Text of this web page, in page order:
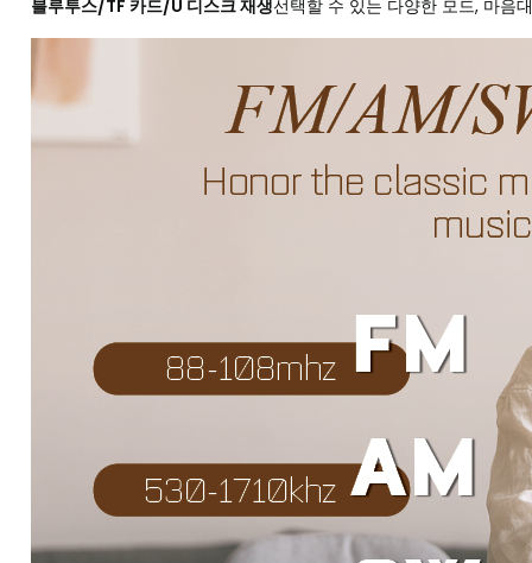
블루투스/TF 카드/U 디스크 재생선택할 수 있는 다양한 모드, 마음